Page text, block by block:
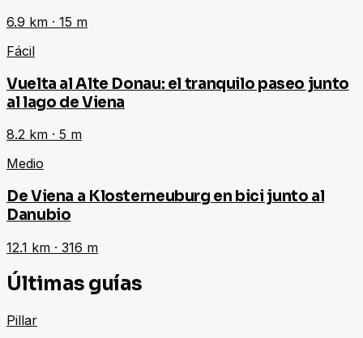
6.9 km · 15 m
Fácil
Vuelta al Alte Donau: el tranquilo paseo junto
al lago de Viena
8.2 km · 5 m
Medio
De Viena a Klosterneuburg en bici junto al
Danubio
12.1 km · 316 m
Últimas guías
Pillar